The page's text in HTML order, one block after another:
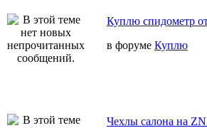
Куплю спидометр
в форуме Куплю
Чехлы салона на